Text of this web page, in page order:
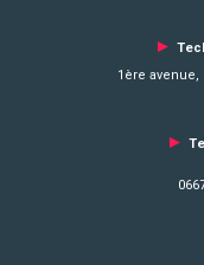
►
1ère avenue,
►